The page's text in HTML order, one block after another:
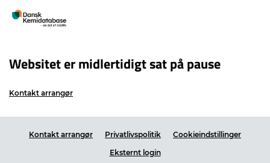
Websitet er midlertidigt sat på pause
Kontakt arrangør
Kontakt arrangør Privatlivspolitik
Cookieindstillinger
Eksternt login